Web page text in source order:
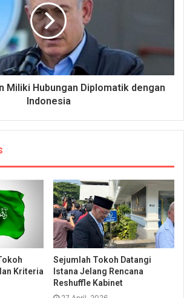
Miliki Hubungan Diplomatik dengan
Indonesia
Kriteria
Sejumlah Tokoh Datangi
Istana Jelang Rencana
Reshuffle Kabinet